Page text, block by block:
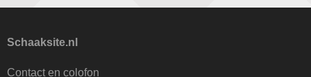
Keisnel Schaaktoernooi
30 augustus 2026 · Leiden
lezen?
Update: correctie door de schaakbond
Pi UnnekeopKNSB reglement 2026-2027 – hoe te
Schaaksite.nl
Contact en colofon